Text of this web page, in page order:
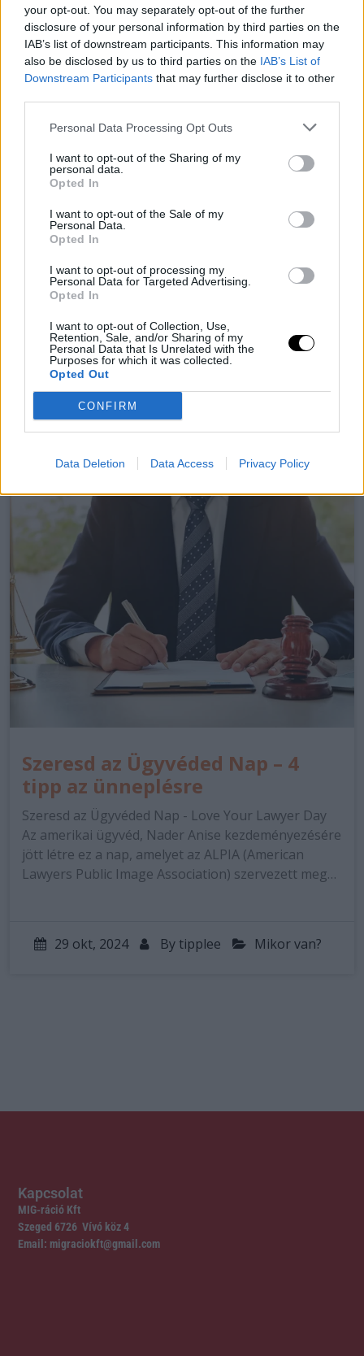
your opt-out. You may separately opt-out of the further
disclosure of your personal information by third parties on the
IAB’s list of downstream participants. This information may
also be disclosed by us to third parties on the IAB’s List of
Downstream Participants that may further disclose it to other
Personal Data Processing Opt Outs
I want to opt-out of the Sharing of my
personal data.
Opted In
I want to opt-out of the Sale of my
Personal Data.
Opted In
I want to opt-out of processing my
Personal Data for Targeted Advertising.
Opted In
I want to opt-out of Collection, Use,
Retention, Sale, and/or Sharing of my
Personal Data that Is Unrelated with the
Purposes for which it was collected.
Opted Out
CONFIRM
Data Deletion Data Access Privacy Policy
Lenyűgöző fogások: Óriás
harcsákat emeltek ki Csepelen
néhány nap különbséggel!
Fotó forrása: Facebook Különleges hírek érkeztek a
Ráckevei Dunaági Horgász Szövetségtől, amely egy
igazán figyelemreméltó fogásról számolt be
horgásztársuk egy óriási méretű harcsát akasztott…
29 okt, 2024 Byfleexy
horgász / vadász
Szeresd az Ügyvéded Nap – 4
tipp az ünneplésre
Szeresd az Ügyvéded Nap - Love Your Lawyer Day
Az amerikai ügyvéd, Nader Anise kezdeményezésére
jött létre ez a nap, amelyet az ALPIA (American
Lawyers Public Image Association) szervezett meg…
29 okt, 2024 By tipplee Mikor van?
Kapcsolat
MIG-ráció Kft
Szeged 6726 Vívó köz 4
Email: migraciokft@gmail.com